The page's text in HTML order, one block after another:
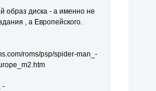
образ диска - а именно не
, а Европейского.
roms/psp/spider-man_-
-